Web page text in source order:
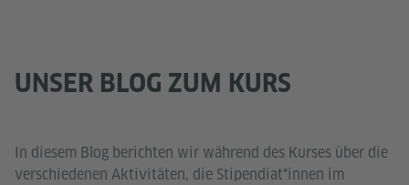
UNSER BLOG ZUM KURS
In diesem Blog berichten wir während des Kurses über die
verschiedenen Aktivitäten, die Stipendiat*innen im